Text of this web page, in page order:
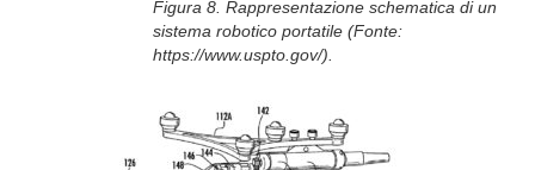
Figura 8. Rappresentazione schematica di un
sistema robotico portatile (Fonte:
https://www.uspto.gov/).